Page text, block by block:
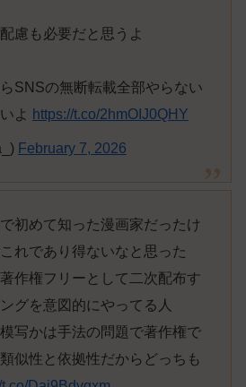
慮も必要だと思うよ
SNSの無断転載全部やらない
よ
https://t.co/2hmOIJ0QHY
February 7, 2026
初めて知った漫画家だったけ
れであり得ないなと思った
作権フリーとして二次配布す
グを意図的にやってる人
写かは手法の問題で著作権で
似性と依拠性だからどっちも